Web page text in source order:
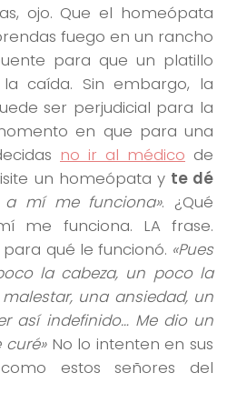
ojo. Que el homeópata
fuego en un rancho
para que un platillo
caída. Sin embargo, la
ser perjudicial para la
en que para una
no ir al médico de
un homeópata y te dé
a mí me funciona». ¿Qué
me funciona. LA frase.
qué le funcionó. «Pues
la cabeza, un poco la
una ansiedad, un
así indefinido… Me dio un
No lo intenten en sus
estos señores del